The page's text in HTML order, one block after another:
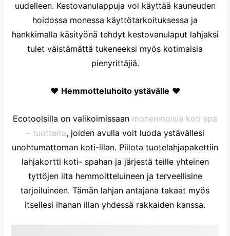
uudelleen. Kestovanulappuja voi käyttää kauneuden
hoidossa monessa käyttötarkoituksessa ja
hankkimalla käsityönä tehdyt kestovanulaput lahjaksi
tulet väistämättä tukeneeksi myös kotimaisia
pienyrittäjiä.
♥ Hemmotteluhoito ystävälle ♥
Ecotoolsilla on valikoimissaan monenmoisia koti spa
– tuotteita, joiden avulla voit luoda ystävällesi
unohtumattoman koti-illan. Piilota tuotelahjapakettiin
lahjakortti koti- spahan ja järjestä teille yhteinen
tyttöjen ilta hemmoitteluineen ja terveellisine
tarjoiluineen. Tämän lahjan antajana takaat myös
itsellesi ihanan illan yhdessä rakkaiden kanssa.